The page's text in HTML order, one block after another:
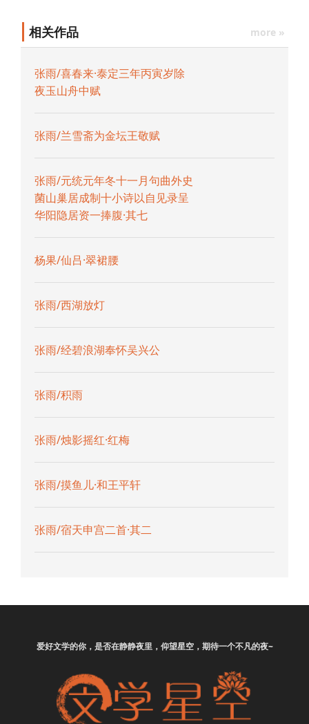
相关作品 more »
张雨/喜春来·泰定三年丙寅岁除
夜玉山舟中赋
张雨/兰雪斋为金坛王敬赋
张雨/元统元年冬十一月句曲外史
菌山巢居成制十小诗以自见录呈
华阳隐居资一捧腹·其七
杨果/仙吕·翠裙腰
张雨/西湖放灯
张雨/经碧浪湖奉怀吴兴公
张雨/积雨
张雨/烛影摇红·红梅
张雨/摸鱼儿·和王平轩
张雨/宿天申宫二首·其二
爱好文学的你，是否在静静夜里，仰望星空，期待一个不凡的夜~